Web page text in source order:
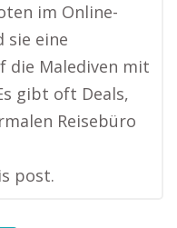
im Online-
sie eine
die Malediven mit
gibt oft Deals,
Reisebüro
post.